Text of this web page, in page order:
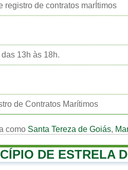
registro de contratos marÍtimos
das 13h às 18h.
de Contratos Marítimos
como Santa Tereza de Goiás,
DE ESTRELA